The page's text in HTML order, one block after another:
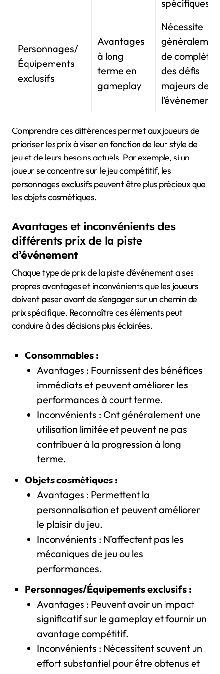
spécifiques
Personnages/
Équipements
exclusifs
Avantages
à long
terme en
gameplay
Nécessite
de compléter
des défis
majeurs de
l’événement
Comprendre ces différences permet aux joueurs de
prioriser les prix à viser en fonction de leur style de
jeu et de leurs besoins actuels. Par exemple, si un
joueur se concentre sur le jeu compétitif, les
personnages exclusifs peuvent être plus précieux que
les objets cosmétiques.
Avantages et inconvénients des
différents prix de la piste
d’événement
Chaque type de prix de la piste d’événement a ses
propres avantages et inconvénients que les joueurs
doivent peser avant de s’engager sur un chemin de
prix spécifique. Reconnaître ces éléments peut
conduire à des décisions plus éclairées.
Consommables :
Avantages : Fournissent des bénéfices
immédiats et peuvent améliorer les
performances à court terme.
Inconvénients : Ont généralement une
utilisation limitée et peuvent ne pas
contribuer à la progression à long
terme.
Objets cosmétiques :
Avantages : Permettent la
personnalisation et peuvent améliorer
le plaisir du jeu.
Inconvénients : N’affectent pas les
mécaniques de jeu ou les
performances.
Personnages/Équipements exclusifs :
Avantages : Peuvent avoir un impact
significatif sur le gameplay et fournir un
avantage compétitif.
Inconvénients : Nécessitent souvent un
effort substantiel pour être obtenus et